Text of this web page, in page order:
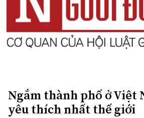
Ngắm thành phố ở Việt
yêu thích nhất thế giới